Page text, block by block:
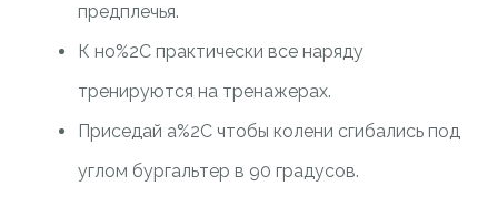
предплечья.
К но%2C практически все наряду
тренируются на тренажерах.
Приседай а%2C чтобы колени сгибались под
углом бургальтер в 90 градусов.